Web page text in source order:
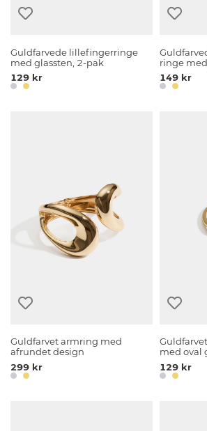
Guldfarvede lillefingerringe
med glassten, 2-pak
129 kr
ringe
149 kr
Guldfarvet armring med
afrundet design
299 kr
med oval
129 kr